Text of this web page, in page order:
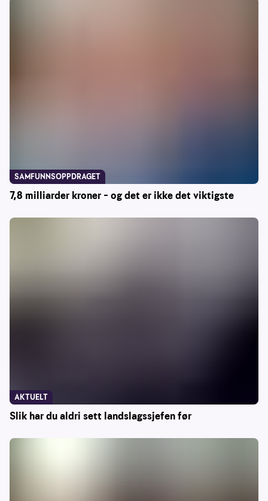
7,8 milliarder kroner – og det er ikke det viktigste
SAMFUNNSOPPDRAGET
Slik har du aldri sett landslagssjefen før
AKTUELT